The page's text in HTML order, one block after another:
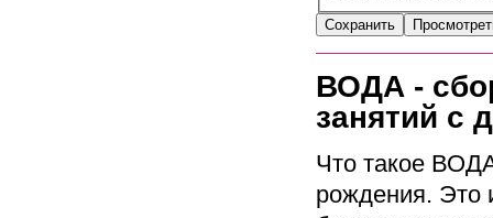
ВОДА -
занятий с
Что такое
рождения. Это